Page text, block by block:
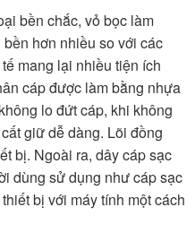
bền chắc, vỏ bọc làm
hơn nhiều so với các
mang lại nhiều tiện ích
cáp được làm bằng nhựa
lo đứt cáp, khi không
giữ dễ dàng. Lõi đồng
bị. Ngoài ra, dây cáp sạc
dùng sử dụng như cáp sạc
bị với máy tính một cách